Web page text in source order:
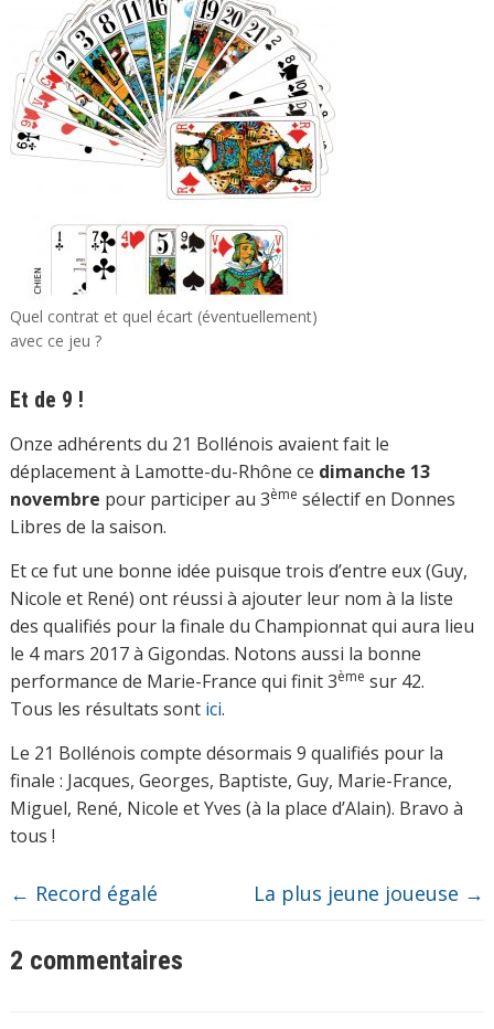
Quel contrat et quel écart (éventuellement)
avec ce jeu ?
Et de 9 !
Onze adhérents du 21 Bollénois avaient fait le
déplacement à Lamotte-du-Rhône ce dimanche 13
novembre pour participer au 3ème sélectif en Donnes
Libres de la saison.
Et ce fut une bonne idée puisque trois d’entre eux (Guy,
Nicole et René) ont réussi à ajouter leur nom à la liste
des qualifiés pour la finale du Championnat qui aura lieu
le 4 mars 2017 à Gigondas. Notons aussi la bonne
performance de Marie-France qui finit 3ème sur 42.
Tous les résultats sont ici.
Le 21 Bollénois compte désormais 9 qualifiés pour la
finale : Jacques, Georges, Baptiste, Guy, Marie-France,
Miguel, René, Nicole et Yves (à la place d’Alain). Bravo à
tous !
← Record égalé La plus jeune joueuse →
2 commentaires